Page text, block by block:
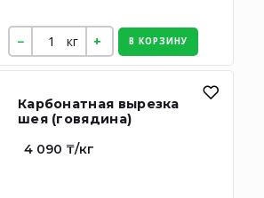
кг В КОРЗИНУ
Карбонатная вырезка
шея (говядина)
4 090 ₸/кг